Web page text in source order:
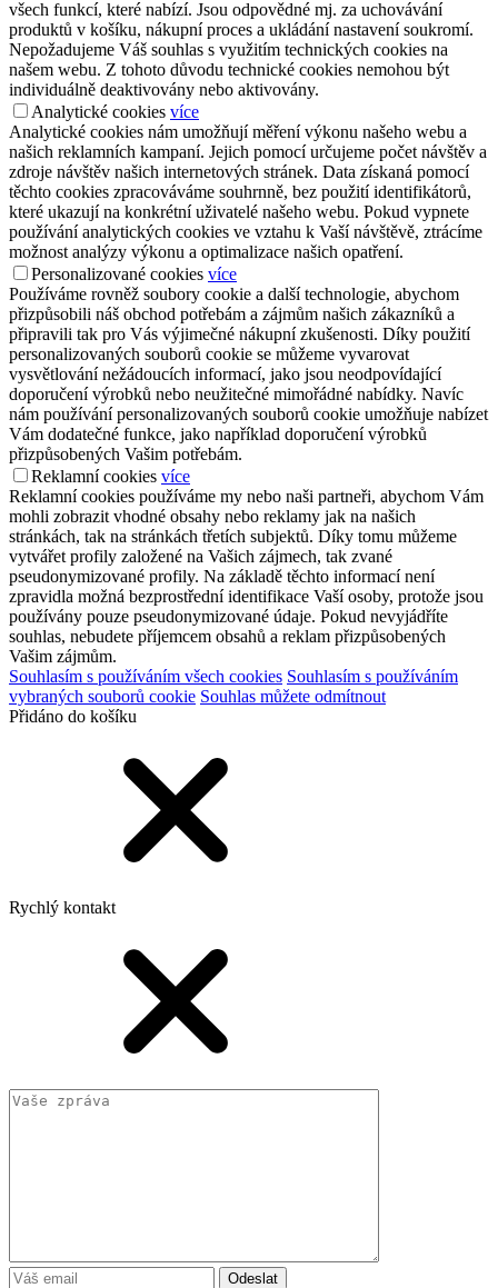
všech funkcí, které nabízí. Jsou odpovědné mj. za uchovávání
produktů v košíku, nákupní proces a ukládání nastavení soukromí.
Nepožadujeme Váš souhlas s využitím technických cookies na
našem webu. Z tohoto důvodu technické cookies nemohou být
individuálně deaktivovány nebo aktivovány.
Analytické cookies více
Analytické cookies nám umožňují měření výkonu našeho webu a
našich reklamních kampaní. Jejich pomocí určujeme počet návštěv a
zdroje návštěv našich internetových stránek. Data získaná pomocí
těchto cookies zpracováváme souhrnně, bez použití identifikátorů,
které ukazují na konkrétní uživatelé našeho webu. Pokud vypnete
používání analytických cookies ve vztahu k Vaší návštěvě, ztrácíme
možnost analýzy výkonu a optimalizace našich opatření.
Personalizované cookies více
Používáme rovněž soubory cookie a další technologie, abychom
přizpůsobili náš obchod potřebám a zájmům našich zákazníků a
připravili tak pro Vás výjimečné nákupní zkušenosti. Díky použití
personalizovaných souborů cookie se můžeme vyvarovat
vysvětlování nežádoucích informací, jako jsou neodpovídající
doporučení výrobků nebo neužitečné mimořádné nabídky. Navíc
nám používání personalizovaných souborů cookie umožňuje nabízet
Vám dodatečné funkce, jako například doporučení výrobků
přizpůsobených Vašim potřebám.
Reklamní cookies více
Reklamní cookies používáme my nebo naši partneři, abychom Vám
mohli zobrazit vhodné obsahy nebo reklamy jak na našich
stránkách, tak na stránkách třetích subjektů. Díky tomu můžeme
vytvářet profily založené na Vašich zájmech, tak zvané
pseudonymizované profily. Na základě těchto informací není
zpravidla možná bezprostřední identifikace Vaší osoby, protože jsou
používány pouze pseudonymizované údaje. Pokud nevyjádříte
souhlas, nebudete příjemcem obsahů a reklam přizpůsobených
Vašim zájmům.
Souhlasím s používáním všech cookies Souhlasím s používáním
vybraných souborů cookie Souhlas můžete odmítnout
Přidáno do košíku
Rychlý kontakt
Odeslat